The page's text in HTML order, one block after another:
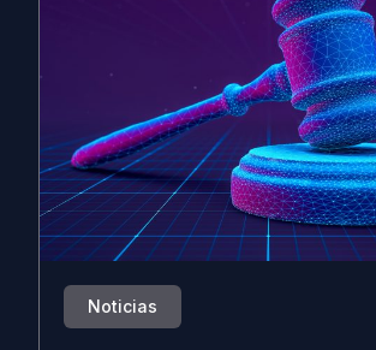
Noticias